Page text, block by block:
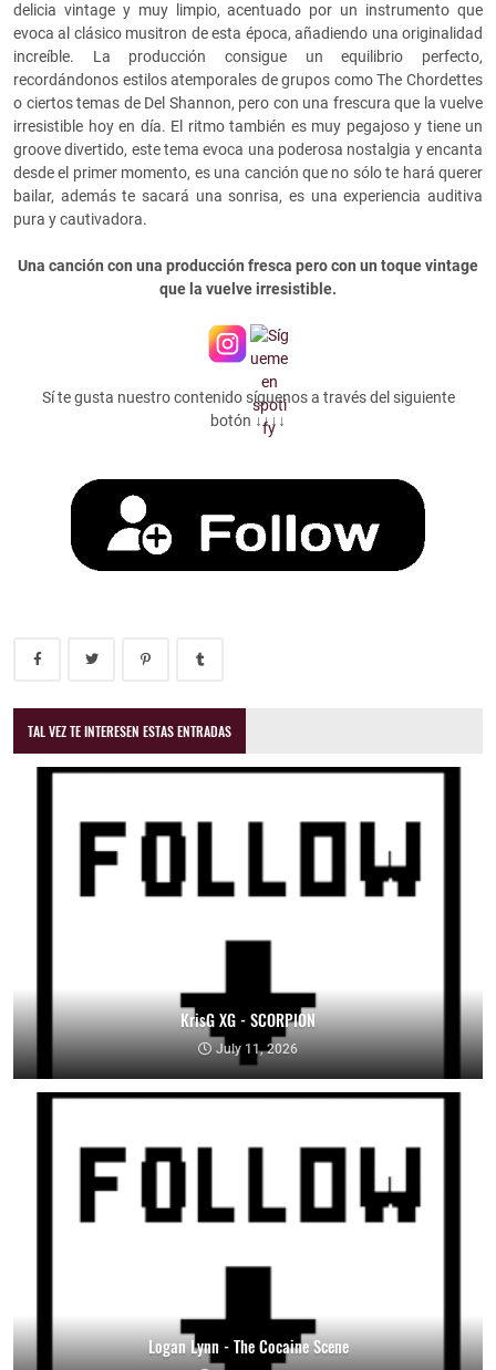
delicia vintage y muy limpio, acentuado por un instrumento que
evoca al clásico musitron de esta época, añadiendo una originalidad
increíble. La producción consigue un equilibrio perfecto,
recordándonos estilos atemporales de grupos como The Chordettes
o ciertos temas de Del Shannon, pero con una frescura que la vuelve
irresistible hoy en día. El ritmo también es muy pegajoso y tiene un
groove divertido, este tema evoca una poderosa nostalgia y encanta
desde el primer momento, es una canción que no sólo te hará querer
bailar, además te sacará una sonrisa, es una experiencia auditiva
pura y cautivadora.
Una canción con una producción fresca pero con un toque vintage
que la vuelve irresistible.
Sí te gusta nuestro contenido síguenos a través del siguiente
botón ↓↓↓↓
TAL VEZ TE INTERESEN ESTAS ENTRADAS
KrisG XG - SCORPION
July 11, 2026
Logan Lynn - The Cocaine Scene